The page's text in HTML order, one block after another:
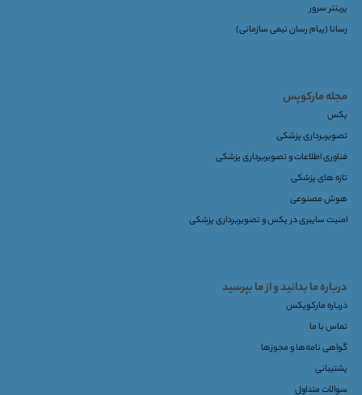
پرینتر سرور
رسانا (پیام رسان تیمی سازمانی)
مجله مارکوپس
پکس
تصویربرداری پزشکی
فناوری اطلاعات و تصویربرداری پزشکی
تازه های پزشکی
هوش مصنوعی
امنیت سایبری در پکس و تصویربرداری پزشکی
درباره ما بدانید و از ما بپرسید
درباره مارکوپکس
تماس با ما
گواهی نامه‌ها و مجوزها
پشتیبانی
سوالات متداول